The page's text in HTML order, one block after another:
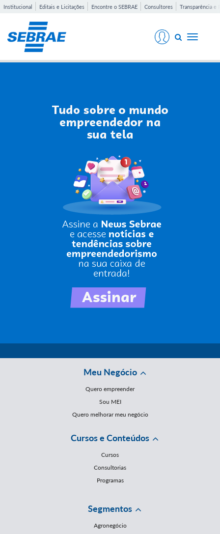
Institucional Editais e Licitações Encontre o SEBRAE Consultores Transparência e
Toggle
Meu Negócio
Quero empreender
Sou MEI
Quero melhorar meu negócio
Cursos e Conteúdos
Cursos
Consultorias
Programas
Segmentos
Agronegócio